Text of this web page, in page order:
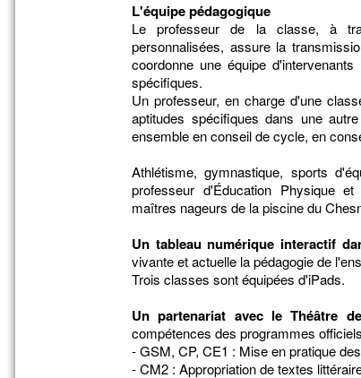
L'équipe pédagogique
Le professeur de la classe, à
personnalisées, assure la
coordonne une équipe
spécifiques.
Un professeur, en charge d'une
aptitudes spécifiques dans une
ensemble en conseil de cycle, en
Athlétisme, gymnastique, sports
professeur d'Éducation Physique
maîtres nageurs de la piscine du
Un tableau numérique interactif
vivante et actuelle la pédagogie de
Trois classes sont équipées d'iPads.
Un partenariat avec le Théâtre
compétences des programmes
- GSM, CP, CE1 : Mise en pratique
- CM2 : Appropriation de textes